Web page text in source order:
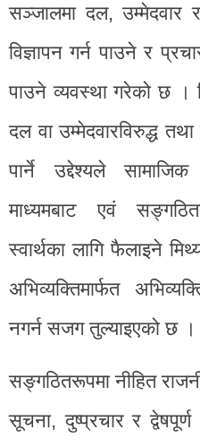
सञ्जालमा दल, उम्मेदवार
विज्ञापन गर्न पाउने र
पाउने व्यवस्था गरेको छ ।
दल वा उम्मेदवारविरुद्ध
पार्ने उद्देश्यले
माध्यमबाट एवं
स्वार्थका लागि फैलाइने
अभिव्यक्तिमार्फत
नगर्न सजग तुल्याइएको छ ।
सङ्गठितरूपमा नीहित
सूचना, दुष्प्रचार र द्वेषपूर्ण